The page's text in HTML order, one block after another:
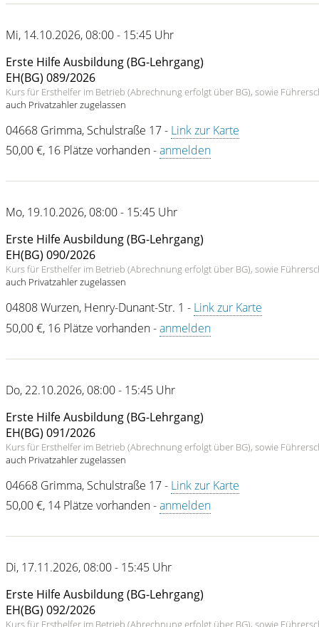
Mi, 14.10.2026, 08:00 - 15:45 Uhr
Erste Hilfe Ausbildung (BG-Lehrgang)
EH(BG) 089/2026
Kurs für Ersthelfer im Betrieb (Abrechnung erfolgt über BG), sowie
auch Privatzahler zugelassen
04668 Grimma, Schulstraße 17- Link zur Karte
50,00 €, 16 Plätze vorhanden-anmelden
Mo, 19.10.2026, 08:00 - 15:45 Uhr
Erste Hilfe Ausbildung (BG-Lehrgang)
EH(BG) 090/2026
Kurs für Ersthelfer im Betrieb (Abrechnung erfolgt über BG), sowie
auch Privatzahler zugelassen
04808Wurzen, Henry-Dunant-Str. 1 - Link zur Karte
50,00 €, 16 Plätze vorhanden-anmelden
Do, 22.10.2026, 08:00 - 15:45 Uhr
Erste Hilfe Ausbildung (BG-Lehrgang)
EH(BG) 091/2026
Kurs für Ersthelfer im Betrieb (Abrechnung erfolgt über BG), sowie
auch Privatzahler zugelassen
04668 Grimma, Schulstraße 17- Link zur Karte
50,00 €, 14 Plätze vorhanden-anmelden
Di, 17.11.2026, 08:00 - 15:45 Uhr
Erste Hilfe Ausbildung (BG-Lehrgang)
EH(BG) 092/2026
Kurs für Ersthelfer im Betrieb (Abrechnung erfolgt über BG), sowie